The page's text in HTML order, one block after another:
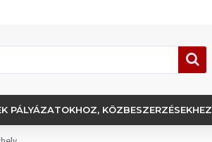
PÁLYÁZATOKHOZ, KÖZBESZERZÉSEKHEZ